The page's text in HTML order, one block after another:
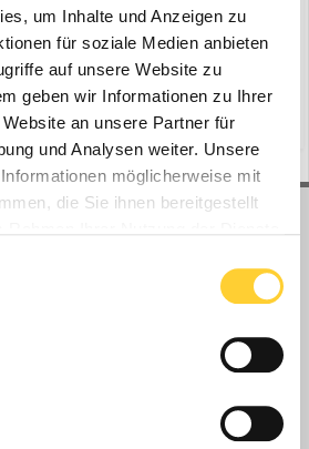
um Inhalte und Anzeigen zu
für soziale Medien anbieten
auf unsere Website zu
geben wir Informationen zu Ihrer
an unsere Partner für
und Analysen weiter. Unsere
möglicherweise mit
die Sie ihnen bereitgestellt
inNews aus der
Beitrag
lager (und 7 weitere)